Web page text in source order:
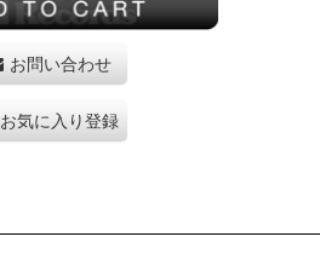
お問い合わせ
お気に入り登録